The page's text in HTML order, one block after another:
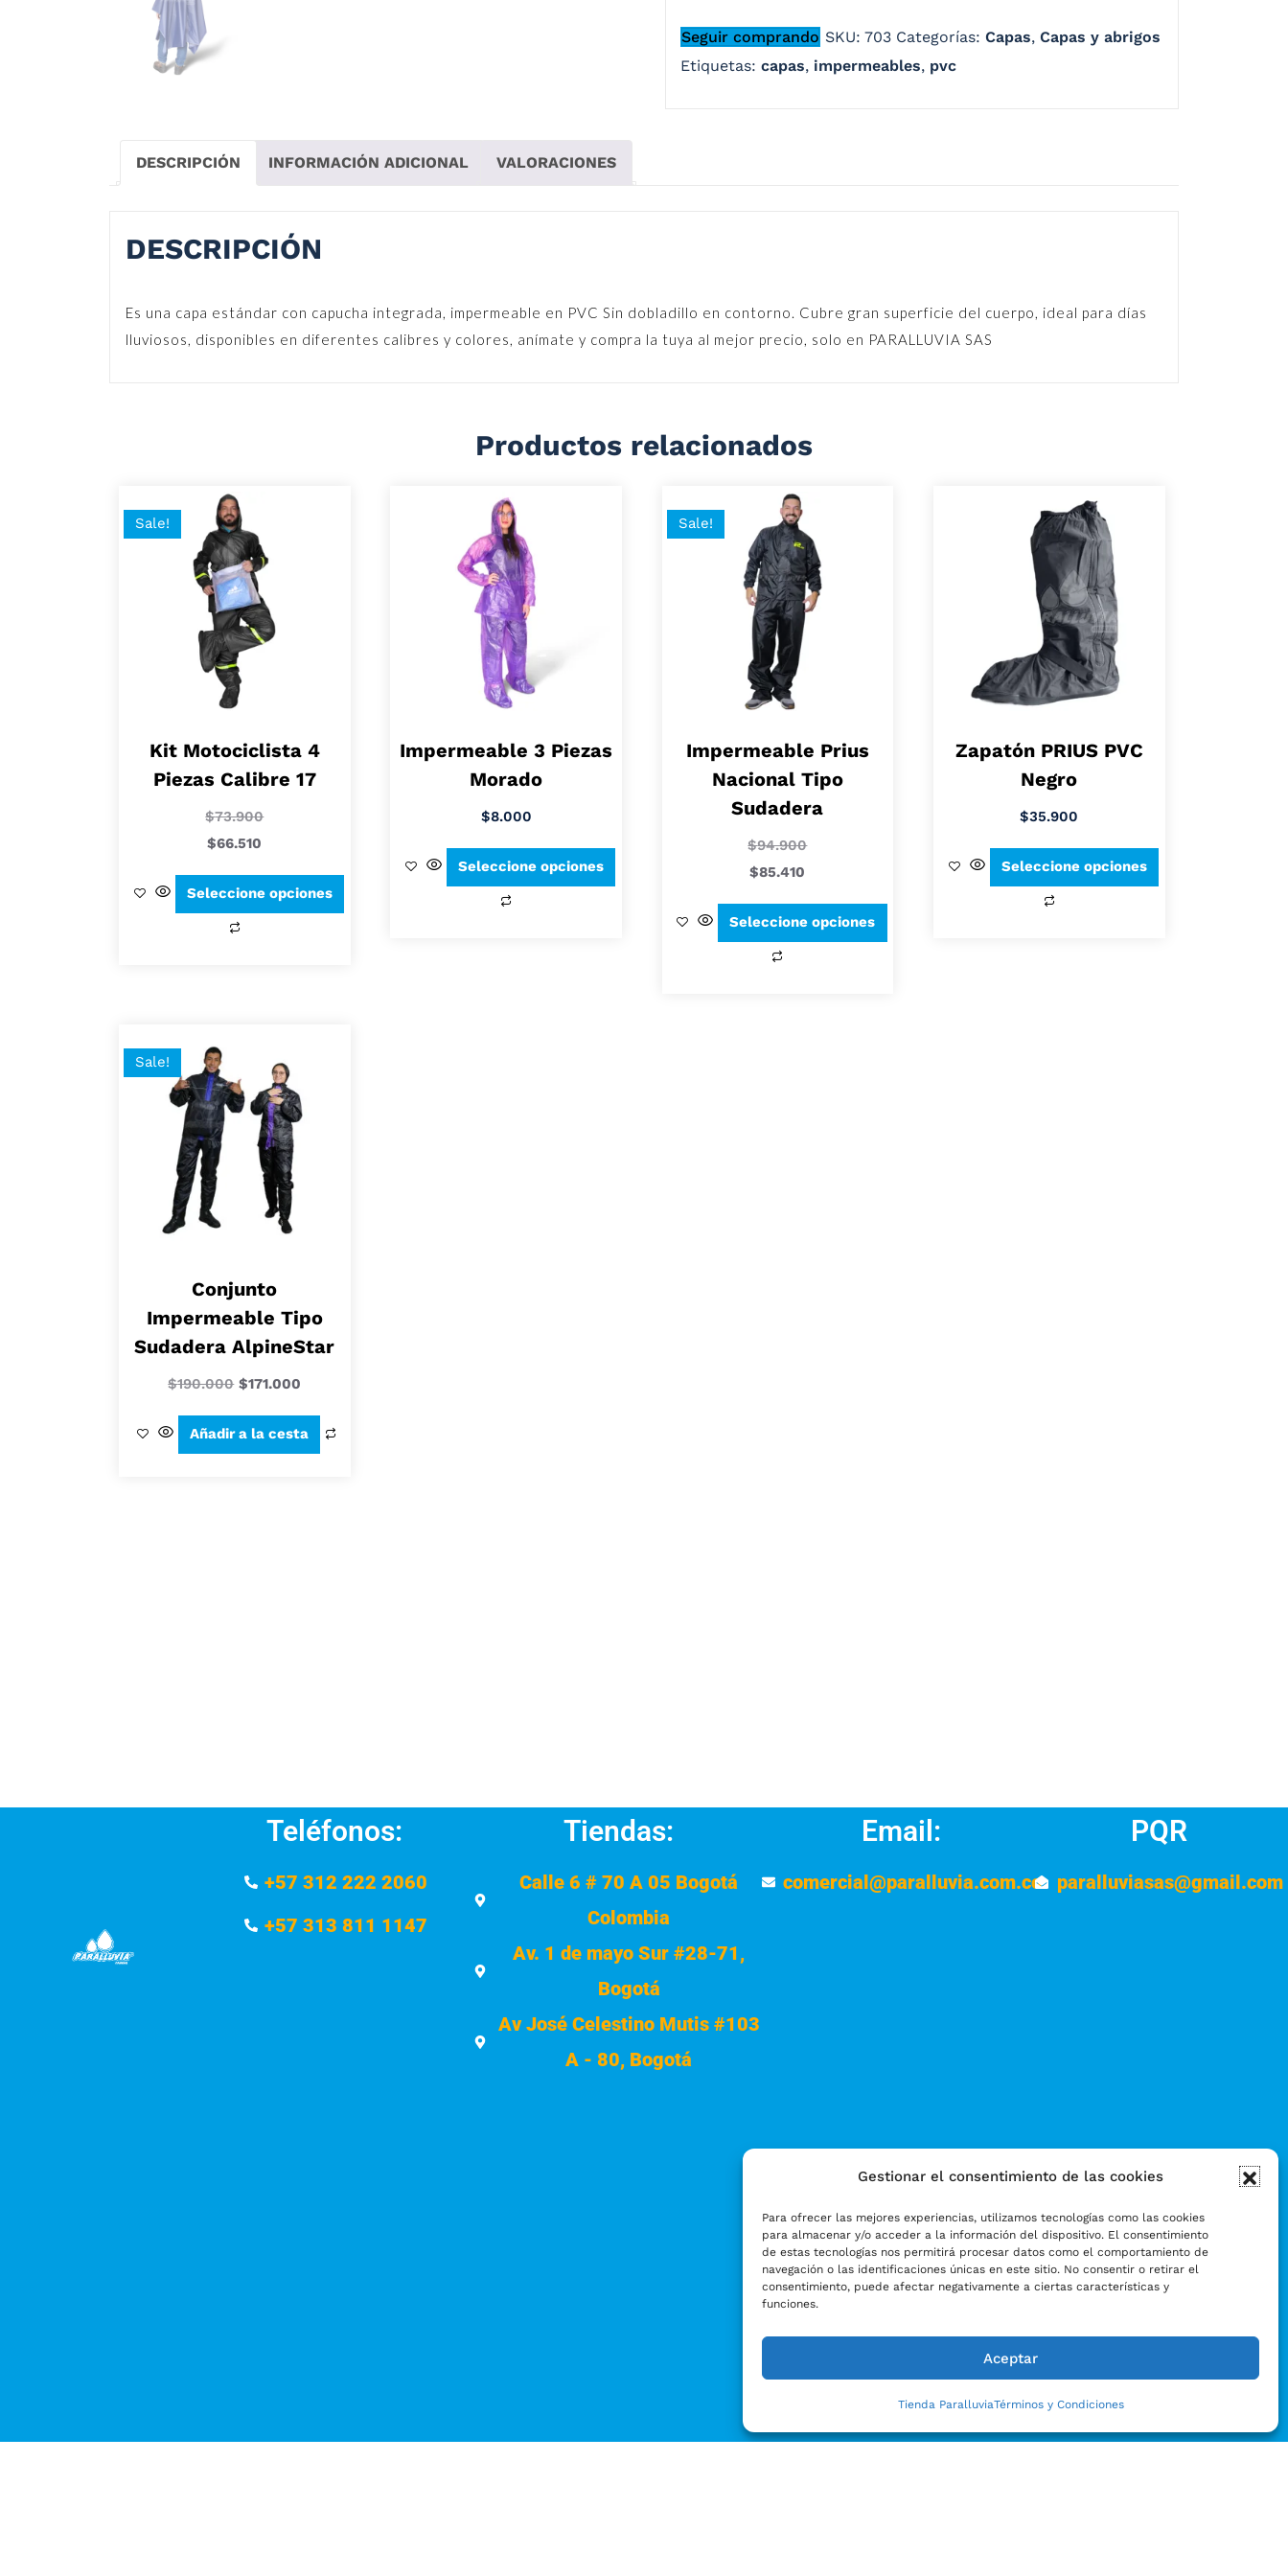
Gestionar el consentimiento de las cookies
Para ofrecer las mejores experiencias, utilizamos tecnologías como las cookies
para almacenar y/o acceder a la información del dispositivo. El consentimiento
de estas tecnologías nos permitirá procesar datos como el comportamiento de
navegación o las identificaciones únicas en este sitio. No consentir o retirar el
consentimiento, puede afectar negativamente a ciertas características y
funciones.
Aceptar
Tienda ParalluviaTérminos y Condiciones
Seguir comprando SKU: 703 Categorías: Capas, Capas y abrigos
Etiquetas: capas, impermeables, pvc
DESCRIPCIÓN INFORMACIÓN ADICIONAL VALORACIONES
DESCRIPCIÓN
Es una capa estándar con capucha integrada, impermeable en PVC Sin dobladillo en contorno. Cubre gran superficie del cuerpo, ideal para días
lluviosos, disponibles en diferentes calibres y colores, anímate y compra la tuya al mejor precio, solo en PARALLUVIA SAS
Productos relacionados
Sale!
Kit Motociclista 4
Piezas Calibre 17
$73.900
$66.510
Seleccione opciones
Impermeable 3 Piezas
Morado
$8.000
Seleccione opciones
Sale!
Impermeable Prius
Nacional Tipo
Sudadera
$94.900
$85.410
Seleccione opciones
Zapatón PRIUS PVC
Negro
$35.900
Seleccione opciones
Sale!
Conjunto
Impermeable Tipo
Sudadera AlpineStar
$190.000 $171.000
Añadir a la cesta
Teléfonos:
+57 312 222 2060
+57 313 811 1147
Tiendas:
Calle 6 # 70 A 05 Bogotá
Colombia
Av. 1 de mayo Sur #28-71,
Bogotá
Av José Celestino Mutis #103
A - 80, Bogotá
Email:
comercial@paralluvia.com.co
PQR
paralluviasas@gmail.com